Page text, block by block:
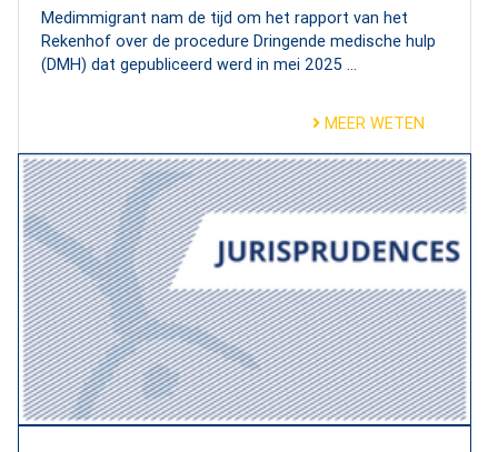
Medimmigrant nam de tijd om het rapport van het
Rekenhof over de procedure Dringende medische hulp
(DMH) dat gepubliceerd werd in mei 2025 ...
MEER WETEN